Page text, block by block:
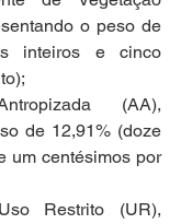
o peso de
inteiros e cinco
(AA),
de 12,91% (doze
um centésimos por
Restrito (UR),